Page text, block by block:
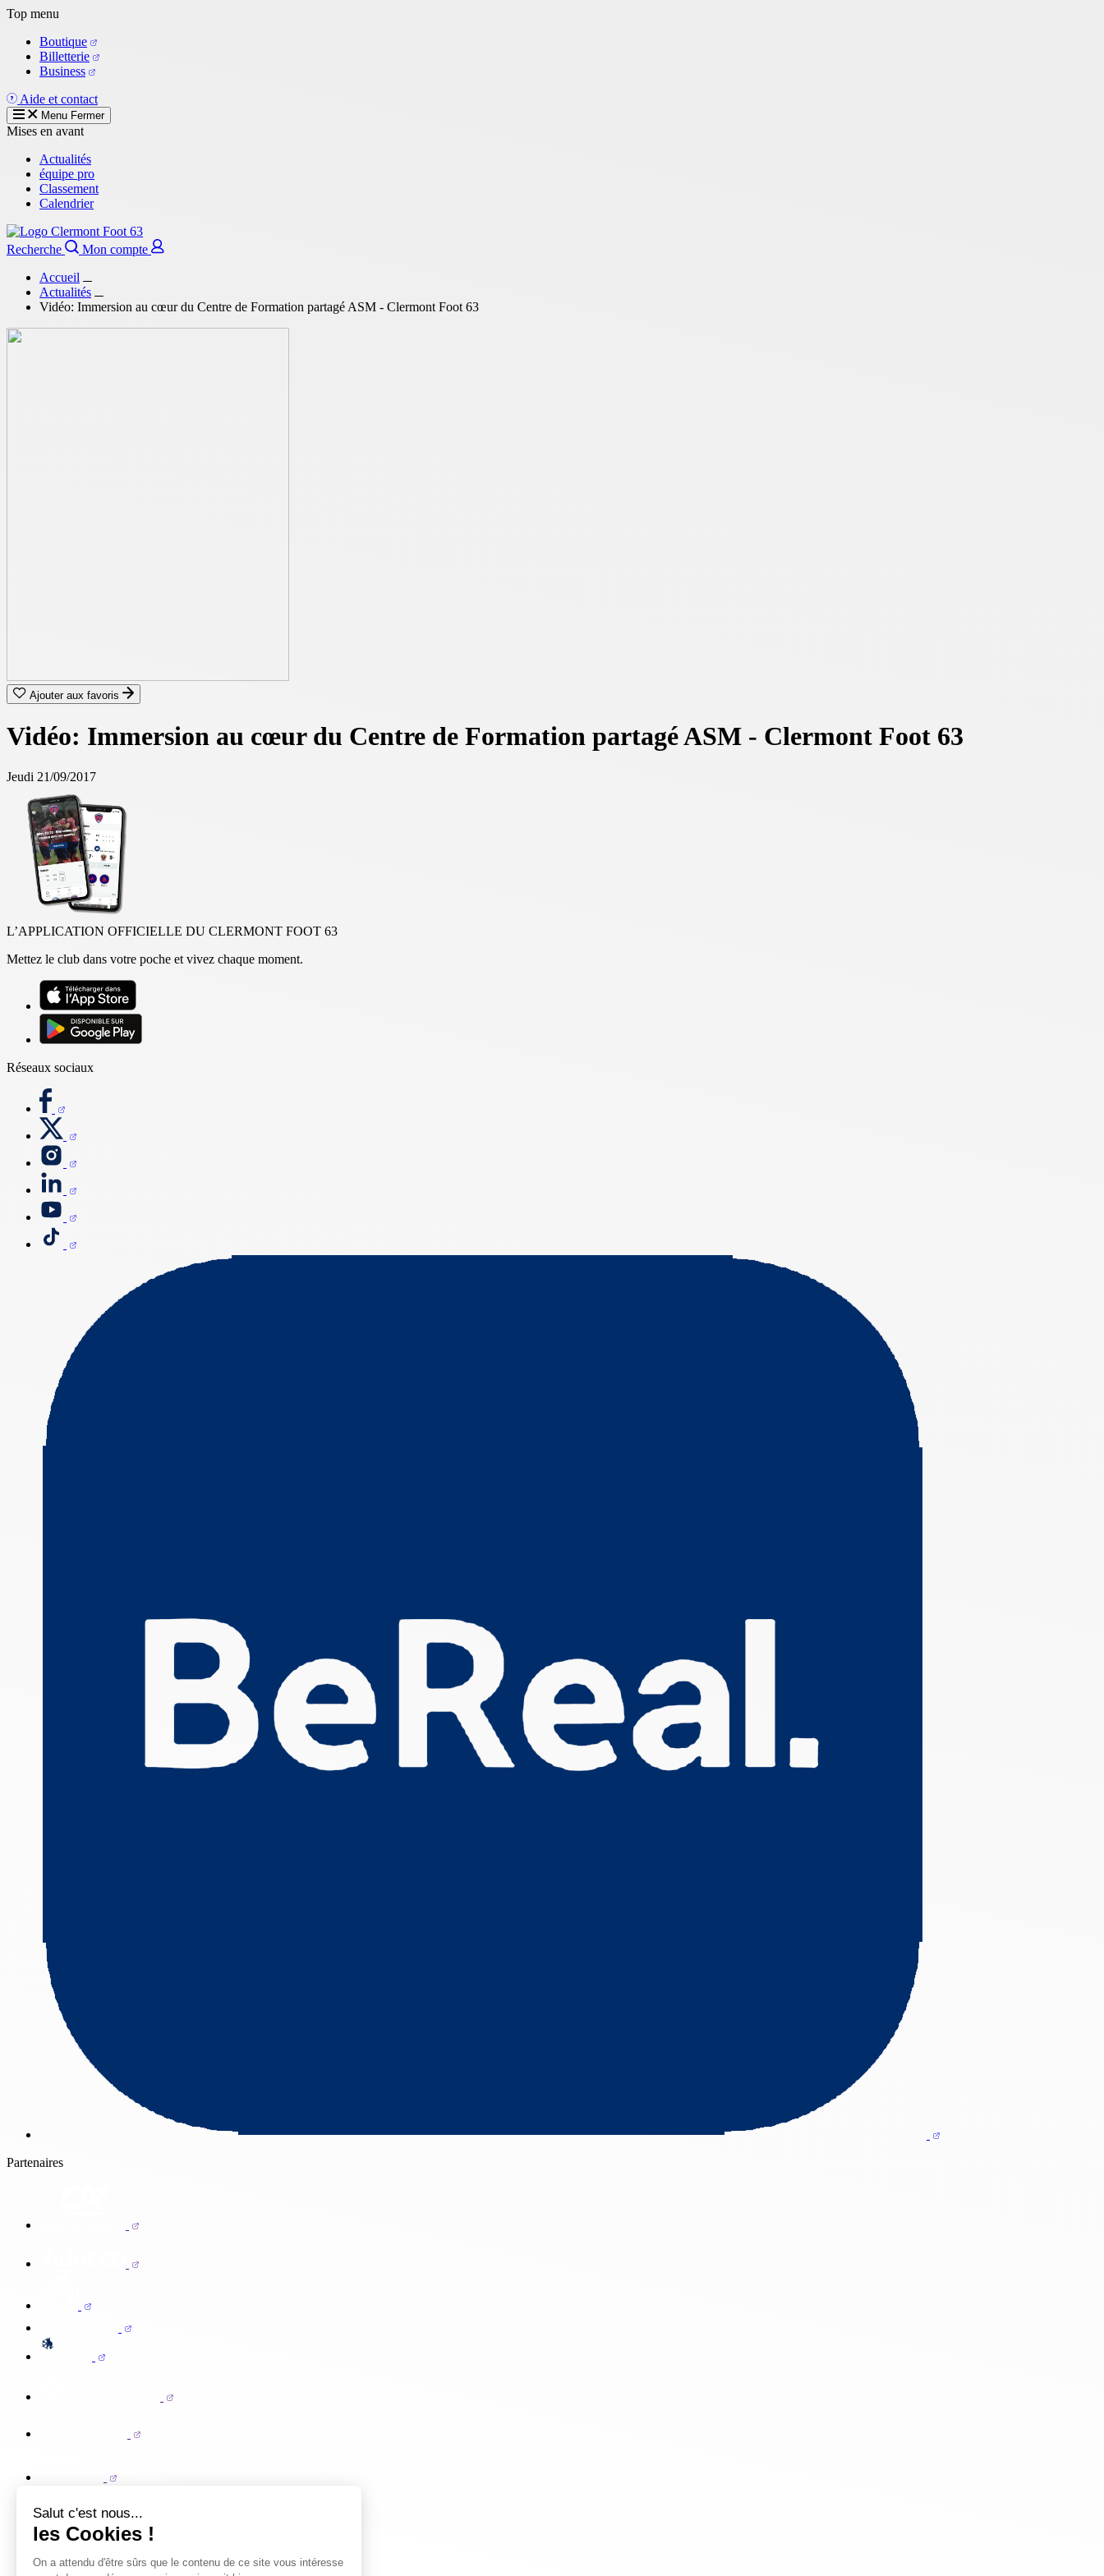
Salut c'est nous...
les Cookies !
On a attendu d'être sûrs que le contenu de ce site vous intéresse
Aller
contenu
principal
Top menu
Boutique
Billetterie
Business
Aide et contact
Menu Fermer
Mises en avant
Actualités
équipe pro
Classement
Calendrier
Recherche
Mon compte
Accueil
Actualités
Vidéo: Immersion au cœur du Centre de Formation partagé ASM - Clermont Foot 63
Ajouter aux favoris
Vidéo: Immersion au cœur du Centre de Formation partagé ASM - Clermont Foot 63
Jeudi 21/09/2017
L’APPLICATION OFFICIELLE DU CLERMONT FOOT 63
Mettez le club dans votre poche et vivez chaque moment.
Réseaux sociaux
Partenaires